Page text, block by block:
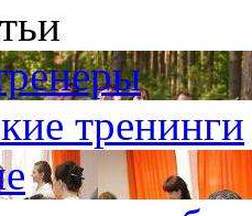
тренинги